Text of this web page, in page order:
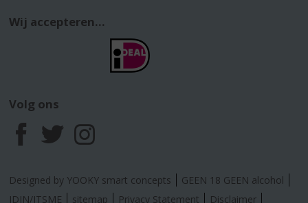
Wij accepteren...
Volg ons
F
a
T
w
I
n
Designed by YOOKY smart concepts
GEEN 18 GEEN alcohol
IDIN/ITSME
sitemap Privacy Statement Disclaimer